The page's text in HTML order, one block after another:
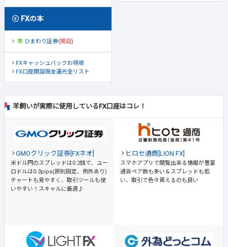
FXの本
ひまわり証券(開設)
FXキャッシュバックお得順
FX口座開設現金還元全リスト
羊飼いが実際に使用しているFX口座はコレ！
GMOクリック証券[FXネオ]
米ドル円のスプレッドは0.2銭で、ユー
ロドルは0.3pips(原則固定、例外あり)
チャートも見やすく、取引ツールも使
いやすい！スキャルに最適♪
ヒロセ通商[LION FX]
スマホアプリで閲覧出来る情報が豊富
通貨ペア数も多い＆スプレッドも低
い、取引で色々貰えるのも良い